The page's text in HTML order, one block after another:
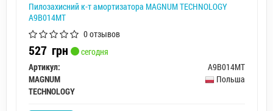
Пилозахисний к-т амортизатора MAGNUM TECHNOLOGY
A9B014MT
0 отзывов
527 грн
сегодня
Артикул:
A9B014MT
MAGNUM
TECHNOLOGY
Польша